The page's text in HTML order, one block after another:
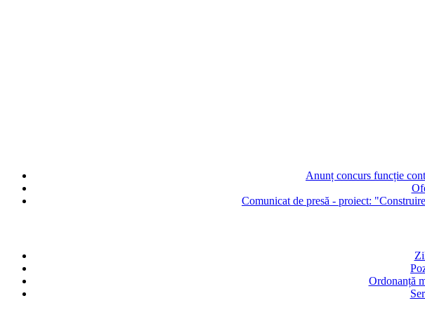
Anunț concurs funcție
Comunicat de presă - proiect:
Ordonanță